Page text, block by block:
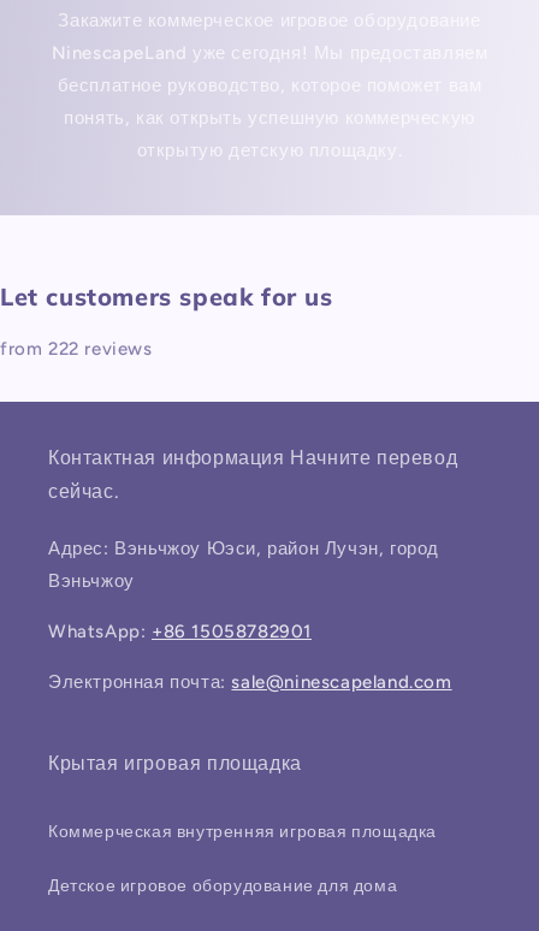
Закажите коммерческое игровое оборудование
NinescapeLand уже сегодня! Мы предоставляем
бесплатное руководство, которое поможет вам
понять, как открыть успешную коммерческую
открытую детскую площадку.
Let customers speak for us
from 222 reviews
Контактная информация Начните перевод
сейчас.
Адрес: Вэньчжоу Юэси, район Лучэн, город
Вэньчжоу
WhatsApp: +86 15058782901
Электронная почта:sale@ninescapeland.com
Крытая игровая площадка
Коммерческая внутренняя игровая площадка
Детское игровое оборудование для дома